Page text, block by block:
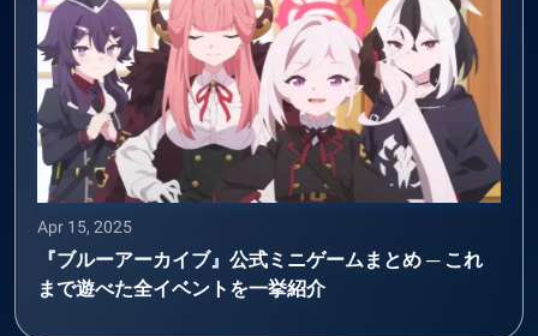
Apr 15, 2025
『ブルーアーカイブ』公式ミニゲームまとめ ─ これ
まで遊べた全イベントを一挙紹介